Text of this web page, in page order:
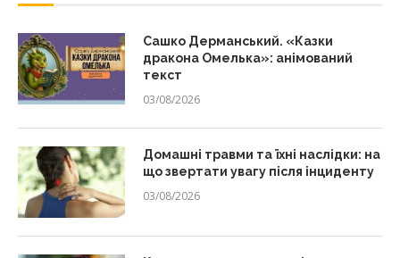
Сашко Дерманський. «Казки
дракона Омелька»: анімований
текст
03/08/2026
Домашні травми та їхні наслідки: на
що звертати увагу після інциденту
03/08/2026